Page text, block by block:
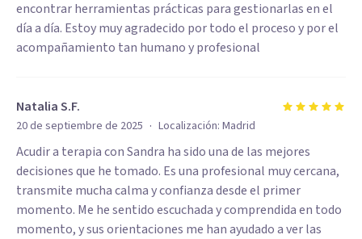
encontrar herramientas prácticas para gestionarlas en el
día a día. Estoy muy agradecido por todo el proceso y por el
acompañamiento tan humano y profesional
Natalia S.F.
20 de septiembre de 2025 · Localización: Madrid
Acudir a terapia con Sandra ha sido una de las mejores
decisiones que he tomado. Es una profesional muy cercana,
transmite mucha calma y confianza desde el primer
momento. Me he sentido escuchada y comprendida en todo
momento, y sus orientaciones me han ayudado a ver las